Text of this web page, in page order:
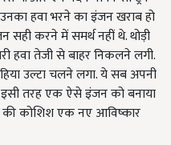
हवा भरने का इंजन खराब हो
सही करने में समर्थ नहीं थे. थोड़ी
हवा तेजी से बाहर निकलने लगी.
उल्टा चलने लगा. ये सब अपनी
तरह एक ऐसे इंजन को बनाया
कोशिश एक नए आविष्कार